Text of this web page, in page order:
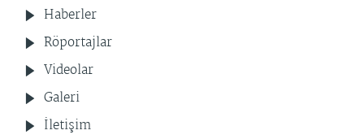
Haberler
Röportajlar
Videolar
Galeri
İletişim